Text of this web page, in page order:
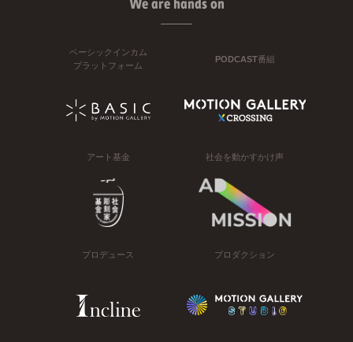
ベーシックインカム
プラットフォーム
PODCAST番組
アート基金 社会を動かすかけ声
プロデュース プロダクション